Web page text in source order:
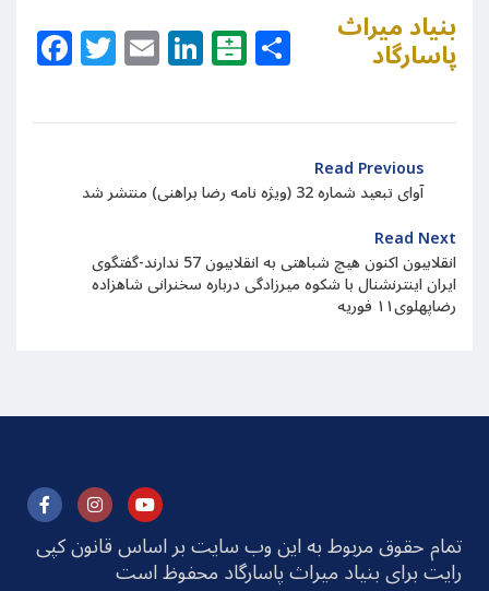
Facebook
Twitter
EmailLinkedIn
Balatarin
Share
بنیاد میراث
پاسارگاد
Read Previous
آوای تبعید شماره 32 (ويژه نامه رضا براهنی) منتشر شد
Read Next
انقلابیون اکنون هیچ شباهتی به انقلابیون 57 ندارند-گفتگوی
ایران اینترنشنال با شکوه میرزادگی درباره سخنرانی شاهزاده
رضاپهلوی۱۱ فوریه
تمام حقوق مربوط به این وب سایت بر اساس قانون کپی
رایت برای بنیاد میراث پاسارگاد محفوظ است